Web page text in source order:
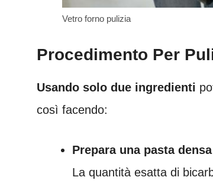
Vetro forno pulizia
Procedimento Per
Usando solo due ingredienti
così facendo:
Prepara una pasta densa
La quantità esatta di